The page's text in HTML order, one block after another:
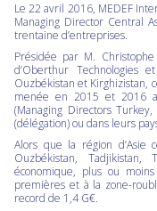
Le 22 avril 2016, MEDEF
Managing Director Central
trentaine d’entreprises.
Présidée par M.
d’Oberthur Technologies
Ouzbékistan et Kirghizistan,
menée en 2015 et 2016
(Managing Directors
(délégation) ou dans leurs
Alors que la région d’Asie
Ouzbékistan, Tadjikistan,
économique, plus ou
premières et à la zone-
record de 1,4 G€.